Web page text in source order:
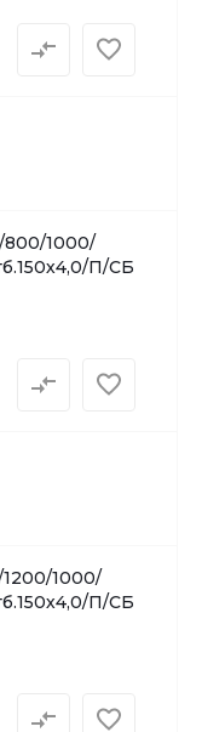
800/1000/
П/СБ
1000/
П/СБ